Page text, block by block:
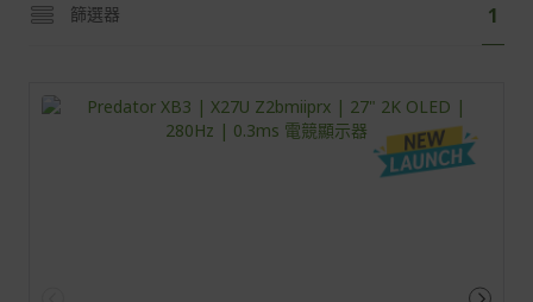
篩選器
您
目
1